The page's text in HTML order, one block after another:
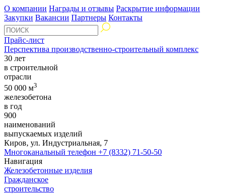
О компании Награды и отзывы Раскрытие информации
Закупки Вакансии Партнеры Контакты
Прайс-лист
Перспектива производственно-строительный комплекс
30 лет
в строительной
отрасли
50 000 м3
железобетона
в год
900
наименований
выпускаемых изделий
Киров, ул. Индустриальная, 7
Многоканальный телефон +7 (8332) 71-50-50
Навигация
Железобетонные изделия
Гражданское
строительство